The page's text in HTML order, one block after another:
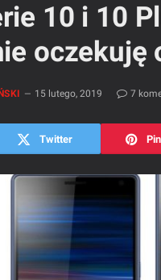
10 i 10
oczekuję
15 lutego, 2019 7
Twitter